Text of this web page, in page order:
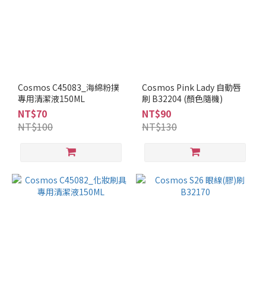
Cosmos C45083_海綿粉撲
專用清潔液150ML
NT$70
NT$100
Cosmos Pink Lady 自動唇
刷 B32204 (顏色隨機)
NT$90
NT$130